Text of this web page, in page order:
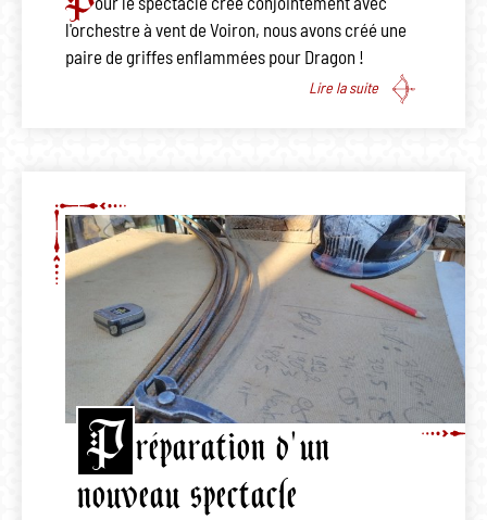
our le spectacle créé conjointement avec
l'orchestre à vent de Voiron, nous avons créé une
paire de griffes enflammées pour Dragon !
Lire la suite
P réparation d'un
nouveau spectacle